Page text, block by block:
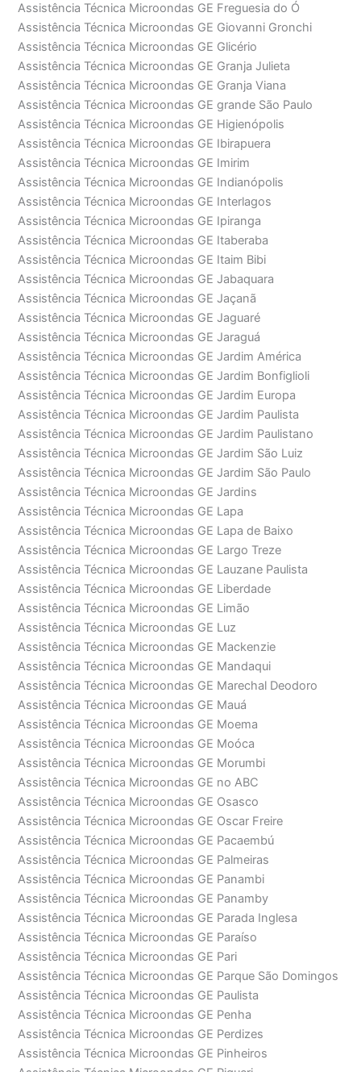
Assistência Técnica Microondas GE Freguesia do Ó
Assistência Técnica Microondas GE Giovanni Gronchi
Assistência Técnica Microondas GE Glicério
Assistência Técnica Microondas GE Granja Julieta
Assistência Técnica Microondas GE Granja Viana
Assistência Técnica Microondas GE grande São Paulo
Assistência Técnica Microondas GE Higienópolis
Assistência Técnica Microondas GE Ibirapuera
Assistência Técnica Microondas GE Imirim
Assistência Técnica Microondas GE Indianópolis
Assistência Técnica Microondas GE Interlagos
Assistência Técnica Microondas GE Ipiranga
Assistência Técnica Microondas GE Itaberaba
Assistência Técnica Microondas GE Itaim Bibi
Assistência Técnica Microondas GE Jabaquara
Assistência Técnica Microondas GE Jaçanã
Assistência Técnica Microondas GE Jaguaré
Assistência Técnica Microondas GE Jaraguá
Assistência Técnica Microondas GE Jardim América
Assistência Técnica Microondas GE Jardim Bonfiglioli
Assistência Técnica Microondas GE Jardim Europa
Assistência Técnica Microondas GE Jardim Paulista
Assistência Técnica Microondas GE Jardim Paulistano
Assistência Técnica Microondas GE Jardim São Luiz
Assistência Técnica Microondas GE Jardim São Paulo
Assistência Técnica Microondas GE Jardins
Assistência Técnica Microondas GE Lapa
Assistência Técnica Microondas GE Lapa de Baixo
Assistência Técnica Microondas GE Largo Treze
Assistência Técnica Microondas GE Lauzane Paulista
Assistência Técnica Microondas GE Liberdade
Assistência Técnica Microondas GE Limão
Assistência Técnica Microondas GE Luz
Assistência Técnica Microondas GE Mackenzie
Assistência Técnica Microondas GE Mandaqui
Assistência Técnica Microondas GE Marechal Deodoro
Assistência Técnica Microondas GE Mauá
Assistência Técnica Microondas GE Moema
Assistência Técnica Microondas GE Moóca
Assistência Técnica Microondas GE Morumbi
Assistência Técnica Microondas GE no ABC
Assistência Técnica Microondas GE Osasco
Assistência Técnica Microondas GE Oscar Freire
Assistência Técnica Microondas GE Pacaembú
Assistência Técnica Microondas GE Palmeiras
Assistência Técnica Microondas GE Panambi
Assistência Técnica Microondas GE Panamby
Assistência Técnica Microondas GE Parada Inglesa
Assistência Técnica Microondas GE Paraíso
Assistência Técnica Microondas GE Pari
Assistência Técnica Microondas GE Parque São Domingos
Assistência Técnica Microondas GE Paulista
Assistência Técnica Microondas GE Penha
Assistência Técnica Microondas GE Perdizes
Assistência Técnica Microondas GE Pinheiros